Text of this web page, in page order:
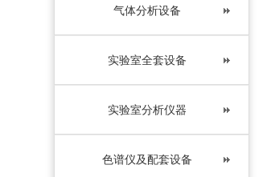
气体分析设备
实验室全套设备
实验室分析仪器
色谱仪及配套设备